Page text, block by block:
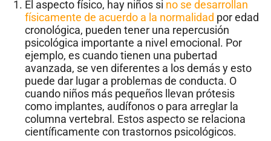
El aspecto físico, hay niños si no se desarrollan
físicamente de acuerdo a la normalidad por edad
cronológica, pueden tener una repercusión
psicológica importante a nivel emocional. Por
ejemplo, es cuando tienen una pubertad
avanzada, se ven diferentes a los demás y esto
puede dar lugar a problemas de conducta. O
cuando niños más pequeños llevan prótesis
como implantes, audífonos o para arreglar la
columna vertebral. Estos aspecto se relaciona
científicamente con trastornos psicológicos.